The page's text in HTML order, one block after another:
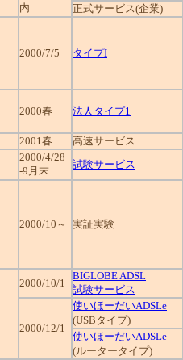
内
正式サービス(企業)
2000/7/5 タイプI
2000春 法人タイプ1
2001春
高速サービス
2000/4/28
-9月末
試験サービス
2000/10～ 実証実験
2000/10/1
BIGLOBE ADSL
試験サービス
2000/12/1
使いほーだいADSLe
(USBタイプ)
使いほーだいADSLe
(ルータータイプ)